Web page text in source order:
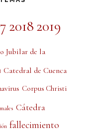
2018 2019
Jubilar de la
Catedral de Cuenca
Corpus Christi
Cátedra
fallecimiento